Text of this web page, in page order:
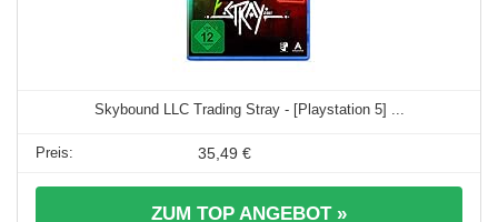
Skybound LLC Trading Stray - [Playstation 5] ...
35,49 €
ZUM TOP ANGEBOT »